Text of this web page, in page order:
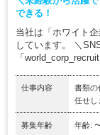
できる！
当社は「ホワイト
しています。 ＼
「
仕事内容
書類の
任せし
募集年齢 年齢: